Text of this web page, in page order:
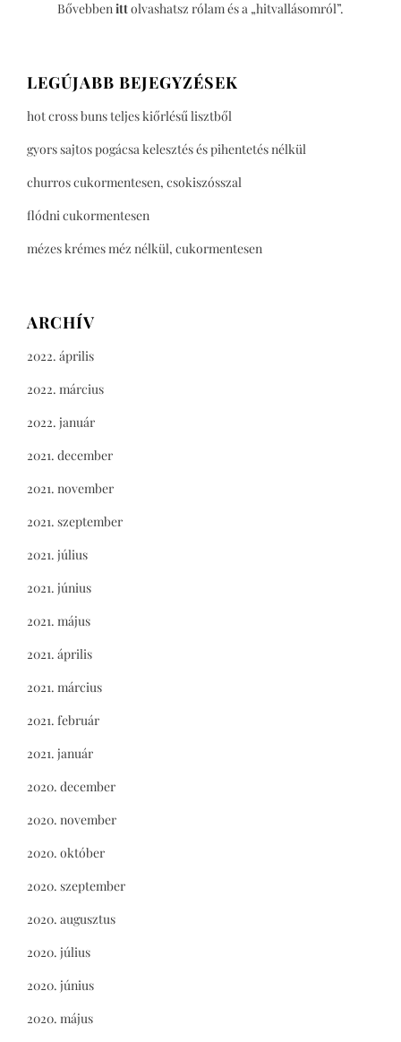
Bővebbenittolvashatsz rólam és a „hitvallásomról”.
LEGÚJABB BEJEGYZÉSEK
hot cross buns teljes kiőrlésű lisztből
gyors sajtos pogácsa kelesztés és pihentetés nélkül
churros cukormentesen, csokiszósszal
flódni cukormentesen
mézes krémes méz nélkül, cukormentesen
ARCHÍV
2022. április
2022. március
2022. január
2021. december
2021. november
2021. szeptember
2021. július
2021. június
2021. május
2021. április
2021. március
2021. február
2021. január
2020. december
2020. november
2020. október
2020. szeptember
2020. augusztus
2020. július
2020. június
2020. május